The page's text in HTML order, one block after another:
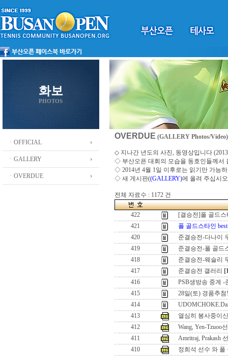
화보
PHOTOS
ㆍOFFICIAL
ㆍGALLERY
ㆍOVERDUE
OVERDUE (GALLERY Photos/Video)
◇ 지나간 년도의 사진, 동영상입니다
◇ 부산오픈 대회의 모습을 동호인들께서
◇ 2014년 4월 1일 이후로는 읽기만 가능
◇ 새 게시판((GALLERY)에 올려 주십시오
전체 자료수 : 1172 건
422
[결승전]폴 골드스
421
폴 골드스타인 best
420
준결승전-다나이
419
준결승전-폴 골드
418
준결승전-웨슬리
417
준결승전 갤러리
416
PSB생방송 중계 -
415
28일(토) 경품추첨!
414
413
열심히 봉사중이
412
Wang, Yen-Tzuoo
411
Amritraj, Prakash
410
정희석 선수 와 폴